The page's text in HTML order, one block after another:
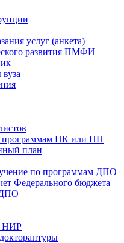
услуг (анкета)
развития ПМФИ
программам ПК или ПП
план
по программам ДПО
Федерального бюджета
ДПО
НИР